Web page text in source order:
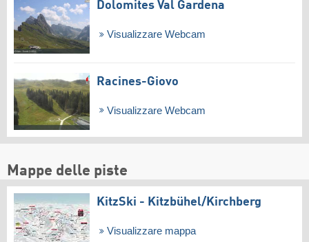
Dolomites Val Gardena
Visualizzare Webcam
Racines-Giovo
Visualizzare Webcam
Mappe delle piste
KitzSki - Kitzbühel/​Kirchberg
Visualizzare mappa